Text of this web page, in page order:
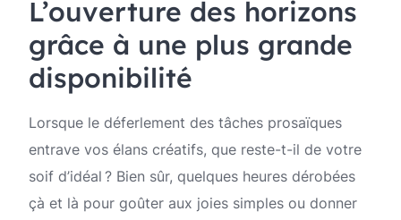
L’ouverture des horizons
grâce à une plus grande
disponibilité
Lorsque le déferlement des tâches prosaïques
entrave vos élans créatifs, que reste-t-il de votre
soif d’idéal ? Bien sûr, quelques heures dérobées
çà et là pour goûter aux joies simples ou donner